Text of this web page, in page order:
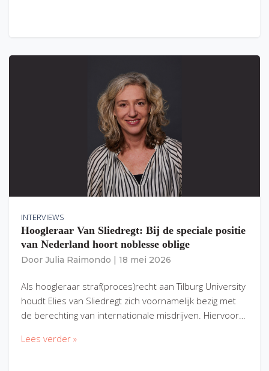
INTERVIEWS
Hoogleraar Van Sliedregt: Bij de speciale positie
van Nederland hoort noblesse oblige
Door Julia Raimondo 18 mei 2026
Als hoogleraar straf(proces)recht aan Tilburg University
houdt Elies van Sliedregt zich voornamelijk bezig met
de berechting van internationale misdrijven. Hiervoor…
Lees verder »